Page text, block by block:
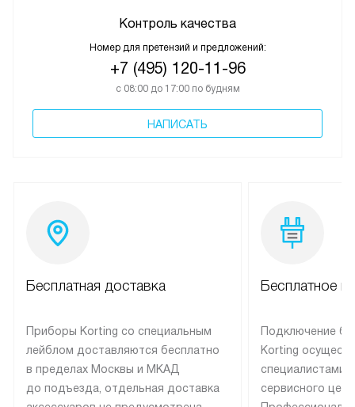
Контроль качества
Номер для претензий и предложений:
+7 (495) 120-11-96
с 08:00 до 17:00 по будням
НАПИСАТЬ
Бесплатная доставка
Приборы Korting со специальным
лейблом доставляются бесплатно
в пределах Москвы и МКАД
до подъезда, отдельная доставка
Бесплатное
Подключение
Korting
специалистами
сервисного